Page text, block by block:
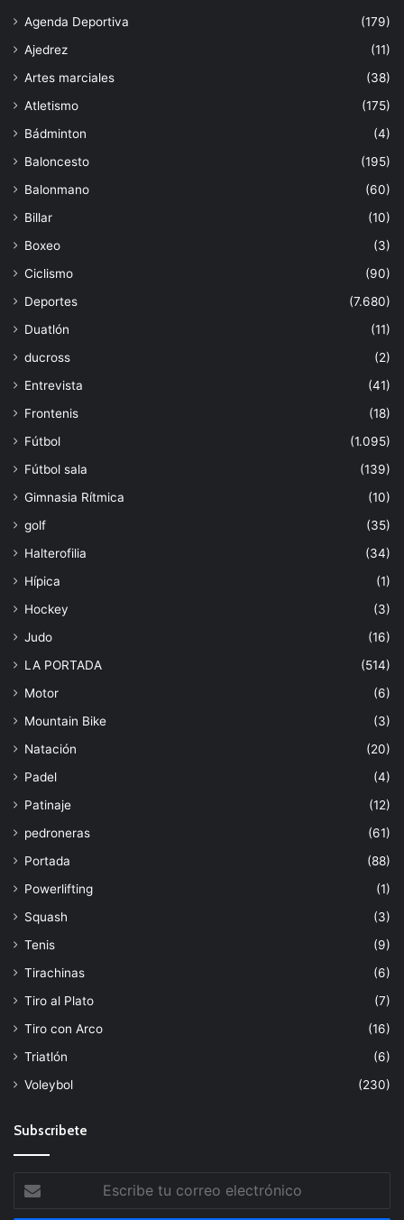
Agenda Deportiva
(179)
Ajedrez
(11)
Artes marciales
(38)
Atletismo
(175)
Bádminton
(4)
Baloncesto
(195)
Balonmano
(60)
Billar
(10)
Boxeo
(3)
Ciclismo
(90)
Deportes
(7.680)
Duatlón
(11)
ducross
(2)
Entrevista
(41)
Frontenis
(18)
Fútbol
(1.095)
Fútbol sala
(139)
Gimnasia Rítmica
(10)
golf
(35)
Halterofilia
(34)
Hípica
(1)
Hockey
(3)
Judo
(16)
LA PORTADA
(514)
Motor
(6)
Mountain Bike
(3)
Natación
(20)
Padel
(4)
Patinaje
(12)
pedroneras
(61)
Portada
(88)
Powerlifting
(1)
Squash
(3)
Tenis
(9)
Tirachinas
(6)
Tiro al Plato
(7)
Tiro con Arco
(16)
Triatlón
(6)
Voleybol
(230)
Subscribete
tu